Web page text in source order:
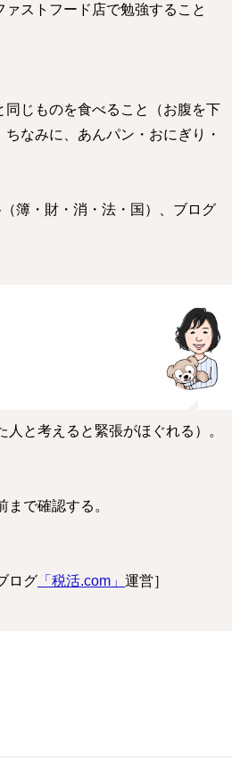
ストフード店で勉強すること
同じものを食べること（お腹を下
なみに、あんパン・おにぎり・
簿・財・消・法・国）、ブログ
と考えると緊張がほぐれる）。
で確認する。
ログ 「税活.com」 運営］